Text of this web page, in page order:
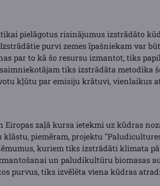
pielāgotus risinājumus izstrādāto
purvi zemes īpašniekam var
par to kā šo resursu izmantot, tiks
tiks izstrādāta metodika
kļūtu par emisiju krātuvi, vienlaikus
Eiropas zaļā kursa ietekmi uz kūdras
piemēram, projektu
kuriem tiks izstrādāti klimata
un paludikultūru biomasas
purvus, tiks izvēlēta viena kūdras